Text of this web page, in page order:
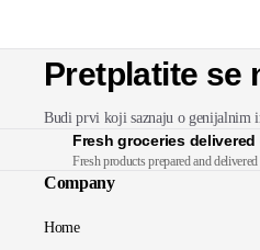
Pretplatite se
Budi prvi koji saznaju o genijalnim
Fresh groceries delivered
Fresh products prepared and delivered
Company
Home